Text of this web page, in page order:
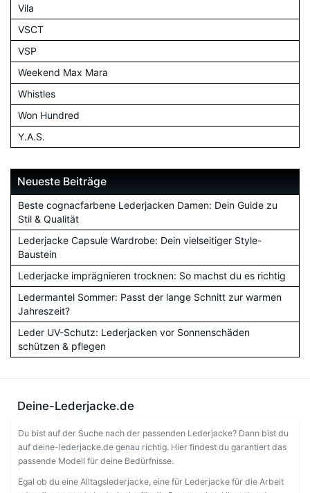
Vila
VSCT
VSP
Weekend Max Mara
Whistles
Won Hundred
Y.A.S.
Neueste Beiträge
Beste cognacfarbene Lederjacken Damen: Dein Guide zu
Stil & Qualität
Lederjacke Capsule Wardrobe: Dein vielseitiger Style-
Baustein
Lederjacke imprägnieren trocknen: So machst du es richtig
Ledermantel Sommer: Passt der lange Schnitt zur warmen
Jahreszeit?
Leder UV-Schutz: Lederjacken vor Sonnenschäden
schützen & pflegen
Deine-Lederjacke.de
Du bist auf der Suche nach der passenden Lederjacke? Dann bist du
auf deine-lederjacke.de genau richtig. Hier findest du garantiert das
passende Modell für deine Bedürfnisse.
Egal ob du eine Alltagslederjacke, eine für Lederjacke für die Arbeit